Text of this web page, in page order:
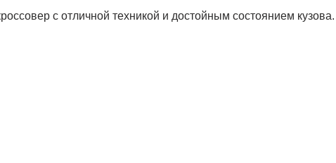
с отличной техникой и достойным состоянием кузова.